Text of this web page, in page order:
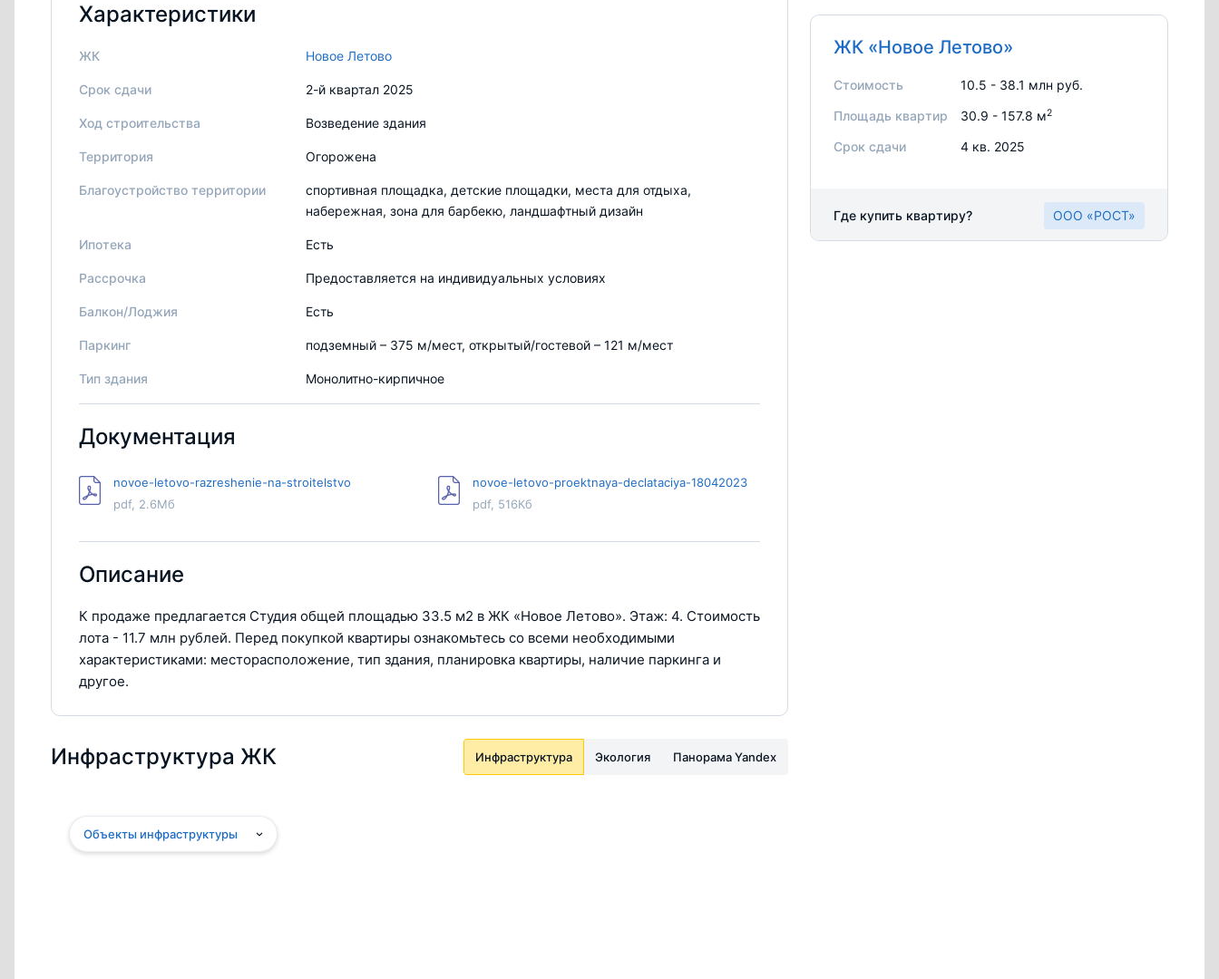
Характеристики
ЖК Новое Летово
Срок сдачи 2-й квартал 2025
Ход строительства Возведение здания
Территория Огорожена
Благоустройство территории
спортивная площадка, детские площадки, места для отдыха,
набережная, зона для барбекю, ландшафтный дизайн
Ипотека Есть
Рассрочка Предоставляется на индивидуальных условиях
Балкон/Лоджия Есть
Паркинг подземный – 375 м/мест, открытый/гостевой – 121 м/мест
Тип здания Монолитно-кирпичное
Документация
novoe-letovo-razreshenie-na-stroitelstvo
pdf, 2.6Мб
novoe-letovo-proektnaya-declataciya-18042023
pdf, 516Кб
Описание
К продаже предлагается Студия общей площадью 33.5 м2 в ЖК «Новое Летово». Этаж: 4. Стоимость
лота - 11.7 млн рублей. Перед покупкой квартиры ознакомьтесь со всеми необходимыми
характеристиками: месторасположение, тип здания, планировка квартиры, наличие паркинга и
другое.
Инфраструктура ЖК Инфраструктура Экология Панорама Yandex
Объекты инфраструктуры
ЖК «Новое Летово»
Стоимость
10.5 - 38.1 млн руб.
Площадь квартир
30.9 - 157.8 м2
Срок сдачи 4 кв. 2025
Где купить квартиру? ООО «РОСТ»